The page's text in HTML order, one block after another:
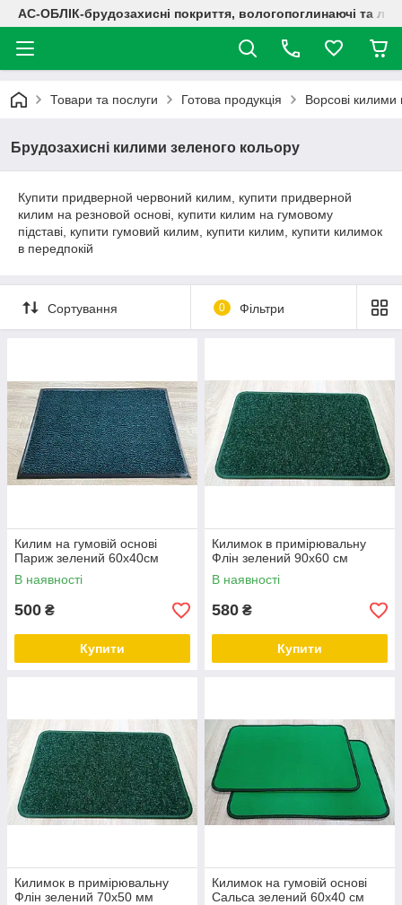
АС-ОБЛІК-брудозахисні покриття, вологопоглинаючі та
Товари та послуги Готова продукція Ворсові килими
Брудозахисні килими зеленого кольору
Купити придверной червоний килим, купити придверной
килим на резновой основі, купити килим на гумовому
підставі, купити гумовий килим, купити килим, купити килимок
в передпокій
Сортування 0 Фільтри
Килим на гумовій основі
Париж зелений 60х40см
В наявності
500 ₴
Купити
Килимок в примірювальну
Флін зелений 90х60 см
В наявності
580 ₴
Купити
Килимок в примірювальну
Флін зелений 70х50 мм
Килимок на гумовій основі
Сальса зелений 60х40 см